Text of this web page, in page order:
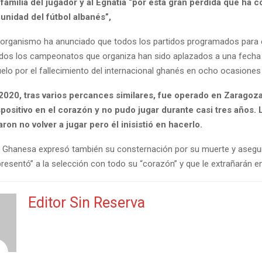
familia del jugador y al Egnatia “por esta gran pérdida que ha
del fútbol albanés”,
ha anunciado que todos los partidos programados para
los campeonatos que organiza han sido aplazados a una
por el fallecimiento del internacional ghanés en ocho ocasiones
tras varios percances similares, fue operado en
en el corazón y no pudo jugar durante casi tres años.
no volver a jugar pero él inisistió en hacerlo.
Ghanesa expresó también su consternación por su muerte y
a la selección con todo su “corazón” y que le extrañarán
Editor Sin Reserva